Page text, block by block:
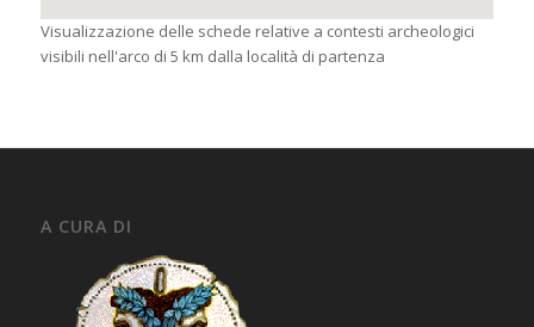
Visualizzazione delle schede relative a contesti archeologici
visibili nell'arco di 5 km dalla località di partenza
A CURA DI